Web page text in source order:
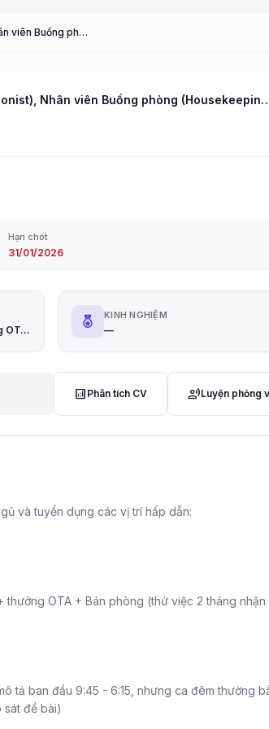
Nhân viên Lễ tân (Receptionist), Nhân viên Buồng phòng (Housekeeping Staff)
Nhân viên Lễ tân (Receptionist), Nhân
Hạn chót
31/01/2026
7.5 triệu VND chính thức+ thưởng OTA + Bán phòng ( thử việc 2 tháng 85% lương chính thức ), 7.9 triệu VND + thưởng OTA tùy tháng ( thử việc 2 tháng lương 85% chính thức )
KINH NGHIỆM
—
analytics Phân tích CV record_voice_overLuyện phỏng
và tuyển dụng các vị trí hấp dẫn:
thưởng OTA + Bán phòng (thử việc 2 tháng nhận
tả ban đầu 9:45 - 6:15, nhưng ca đêm thường
sát đề bài)